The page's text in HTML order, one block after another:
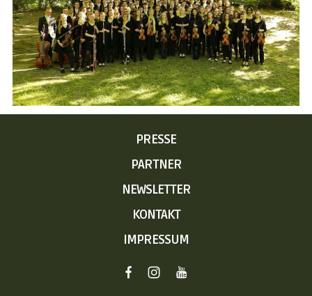
NAVIGATION
PRESSE
PARTNER
NEWSLETTER
KONTAKT
IMPRESSUM
NAVIGATION
FACEBOOKINSTAGRAM